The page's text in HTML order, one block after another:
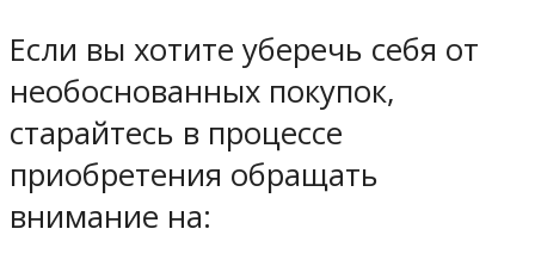
Если вы хотите уберечь себя от
необоснованных покупок,
старайтесь в процессе
приобретения обращать
внимание на: